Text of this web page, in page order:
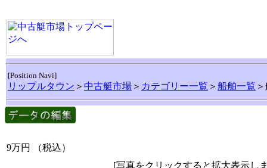
[Position Navi]
リップルタウン ＞ 中古艇市場 ＞ カテゴリー一覧 ＞ 船舶一覧
9万円
（税込）
[写真をクリックすると拡大表示し